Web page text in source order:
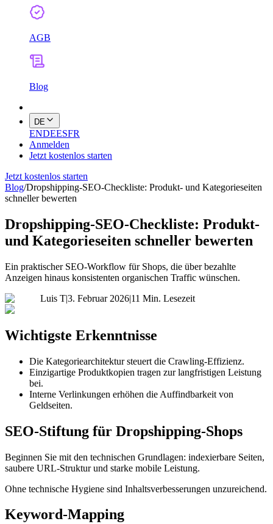
AGB
Blog
DE
ENDEESFR
Anmelden
Jetzt kostenlos starten
Jetzt kostenlos starten
Blog/Dropshipping-SEO-Checkliste: Produkt- und Kategorieseiten
schneller bewerten
Dropshipping-SEO-Checkliste: Produkt-
und Kategorieseiten schneller bewerten
Ein praktischer SEO-Workflow für Shops, die über bezahlte
Anzeigen hinaus konsistenten organischen Traffic wünschen.
Luis T|3. Februar 2026|11 Min. Lesezeit
Wichtigste Erkenntnisse
Die Kategoriearchitektur steuert die Crawling-Effizienz.
Einzigartige Produktkopien tragen zur langfristigen Leistung
bei.
Interne Verlinkungen erhöhen die Auffindbarkeit von
Geldseiten.
SEO-Stiftung für Dropshipping-Shops
Beginnen Sie mit den technischen Grundlagen: indexierbare Seiten,
saubere URL-Struktur und starke mobile Leistung.
Ohne technische Hygiene sind Inhaltsverbesserungen unzureichend.
Keyword-Mapping